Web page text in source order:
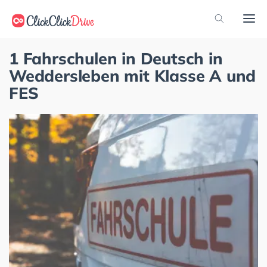
1 Fahrschulen in Deutsch in
Weddersleben mit Klasse A und
FES